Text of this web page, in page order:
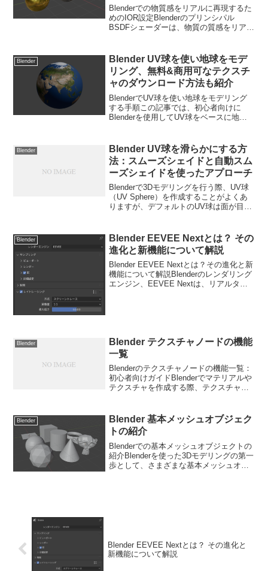
Blenderでの物質感をリアルに再現するた
めのIOR設定Blenderのプリンシパル
BSDFシェーダーは、物質の質感をリアル
スチック、ガラスなどの異なる素材をリ
アル...
Blender
Blender UV球を使い地球をモデ
リング、無料&商用可なテクスチ
ャのダウンロード方法も紹介
BlenderでUV球を使い地球をモデリング
する手順この記事では、初心者向けに
Blenderを使用してUV球をベースに地球
のダウンロード先や、作業中に注意すべ
きポイント...
Blender
Blender UV球を滑らかにする方
法：スムーズシェイドと自動スム
ーズシェイドを使ったアプローチ
Blenderで3Dモデリングを行う際、UV球
（UV Sphere）を作成することがよくあ
りますが、デフォルトのUV球は面が目立
滑らかにする方法を解説します。このテ
ク...
Blender
Blender EEVEE Nextとは？ その
進化と新機能について解説
Blender EEVEE Nextとは？その進化と新
機能について解説Blenderのレンダリング
エンジン、EEVEE Nextは、リアルタイ
Blender
Blender テクスチャノードの機能
一覧
Blenderのテクスチャノードの機能一覧：
初心者向けガイドBlenderでマテリアルや
テクスチャを作成する際、テクスチャノ
ドの主要な機能をリスト化し、それぞ
れ...
Blender
Blender 基本メッシュオブジェク
トの紹介
Blenderでの基本メッシュオブジェクトの
紹介Blenderを使った3Dモデリングの第一
歩として、さまざまな基本メッシュオブ
Blender EEVEE Nextとは？ その進化と
新機能について解説